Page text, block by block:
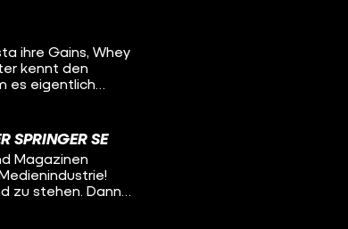
prägt,
der Legalität
und
ihre Gains, Whey
kennt den
es eigentlich
Charme begann,
weltweit.
SPRINGER SE
Magazinen
zu stehen. Dann